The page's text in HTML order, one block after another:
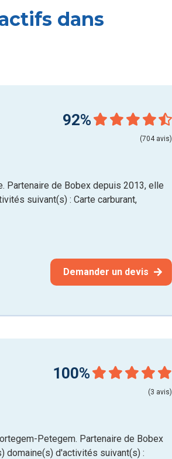
dans
92%
(704 avis)
Partenaire de Bobex depuis 2013, elle
suivant(s) : Carte carburant,
Demander un devis
100%
(3 avis)
Petegem. Partenaire de Bobex
domaine(s) d'activités suivant(s) :